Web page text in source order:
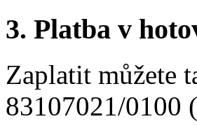
3. Platba v
Zaplatit můžete
83107021/0100